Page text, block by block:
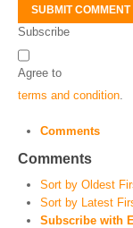
SUBMIT COMMENT
Subscribe
Agree to
terms and condition
Comments
Comments
Sort by Oldest
Sort by Latest
Subscribe with